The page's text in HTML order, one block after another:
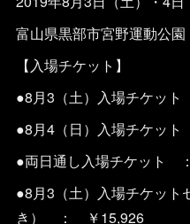
富山県黒部市宮野運動公園
【入場チケット】
●8月3（土）入場チケッ
●8月4（日）入場チケッ
●両日通し入場チケット
●8月3（土）入場チケット
き） ： ￥15,926